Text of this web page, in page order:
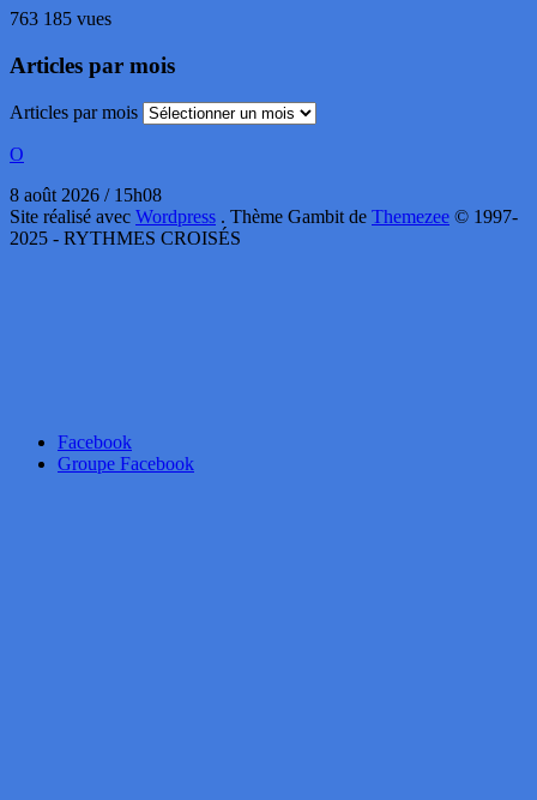
763 185 vues
Articles par mois
Articles par mois
O
8 août 2026 / 15h08
Site réalisé avec Wordpress . Thème Gambit de Themezee © 1997-
2025 - RYTHMES CROISÉS
Facebook
Groupe Facebook